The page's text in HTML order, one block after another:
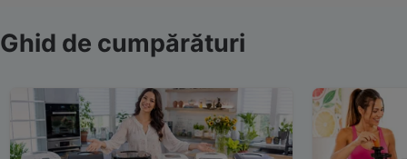
Ghid de cumpărături